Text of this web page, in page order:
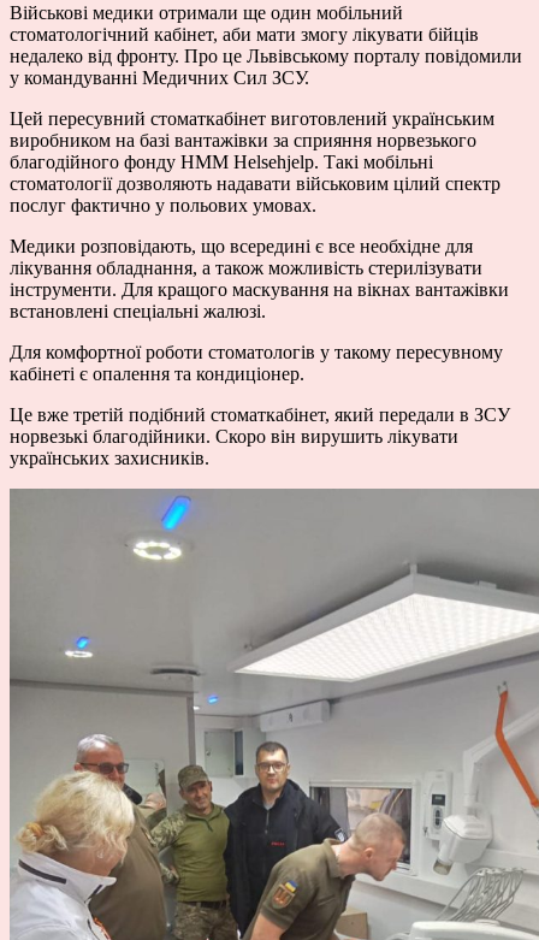
Військові медики отримали ще один мобільний
стоматологічний кабінет, аби мати змогу лікувати бійців
недалеко від фронту. Про це Львівському порталу повідомили
у командуванні Медичних Сил ЗСУ.
Цей пересувний стоматкабінет виготовлений українським
виробником на базі вантажівки за сприяння норвезького
благодійного фонду HMM Helsehjelp. Такі мобільні
стоматології дозволяють надавати військовим цілий спектр
послуг фактично у польових умовах.
Медики розповідають, що всередині є все необхідне для
лікування обладнання, а також можливість стерилізувати
інструменти. Для кращого маскування на вікнах вантажівки
встановлені спеціальні жалюзі.
Для комфортної роботи стоматологів у такому пересувному
кабінеті є опалення та кондиціонер.
Це вже третій подібний стоматкабінет, який передали в ЗСУ
норвезькі благодійники. Скоро він вирушить лікувати
українських захисників.